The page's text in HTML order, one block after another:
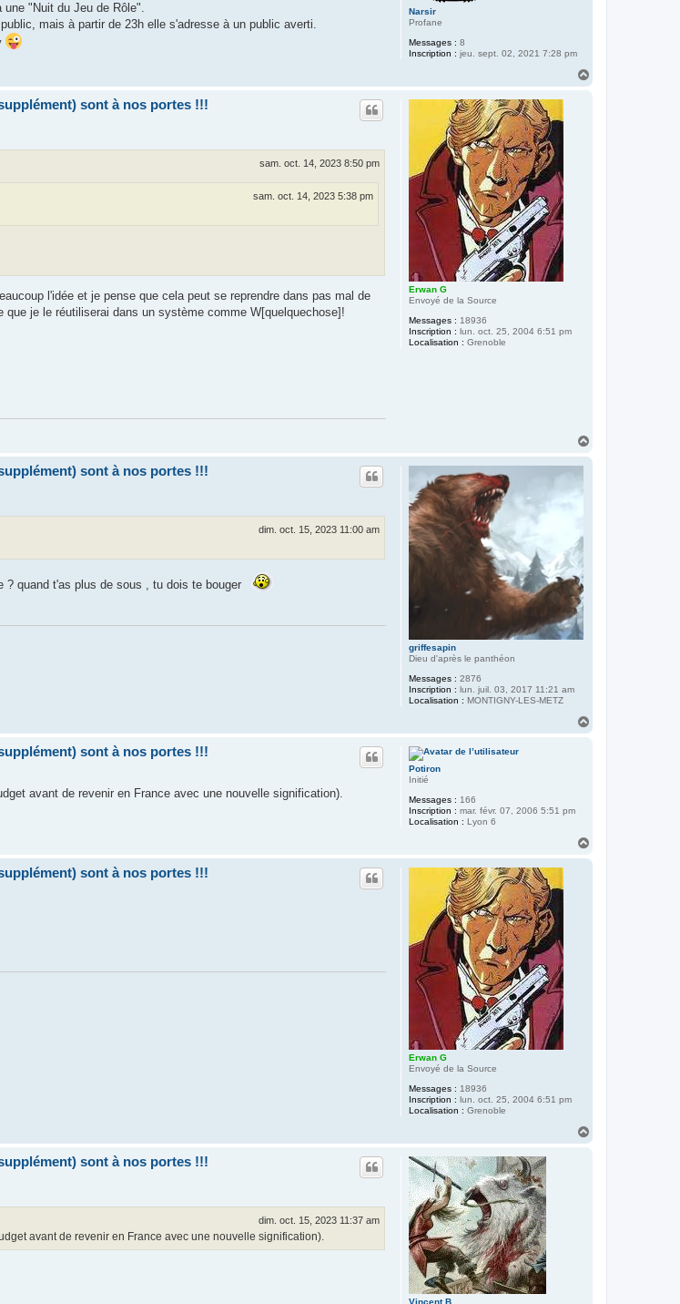
Narsir
Profane
Messages : 8
Inscription : jeu. sept. 02, 2021 7:28 pm
"Nuit du Jeu de Rôle".
mais à partir de 23h elle s'adresse à un public averti.
Erwan G
Envoyé de la Source
Messages : 18936
Inscription : lun. oct. 25, 2004 6:51 pm
Localisation : Grenoble
sont à nos portes !!!
sam. oct. 14, 2023 8:50 pm
sam. oct. 14, 2023 5:38 pm
l'idée et je pense que cela peut se reprendre dans pas mal de
je le réutiliserai dans un système comme W[quelquechose]!
griffesapin
Dieu d'après le panthéon
Messages : 2876
Inscription : lun. juil. 03, 2017 11:21 am
Localisation : MONTIGNY-LES-METZ
sont à nos portes !!!
dim. oct. 15, 2023 11:00 am
quand t'as plus de sous , tu dois te bouger
Potiron
Initié
Messages : 166
Inscription : mar. févr. 07, 2006 5:51 pm
Localisation : Lyon 6
sont à nos portes !!!
avant de revenir en France avec une nouvelle signification).
Erwan G
Envoyé de la Source
Messages : 18936
Inscription : lun. oct. 25, 2004 6:51 pm
Localisation : Grenoble
sont à nos portes !!!
sont à nos portes !!!
dim. oct. 15, 2023 11:37 am
avant de revenir en France avec une nouvelle signification).